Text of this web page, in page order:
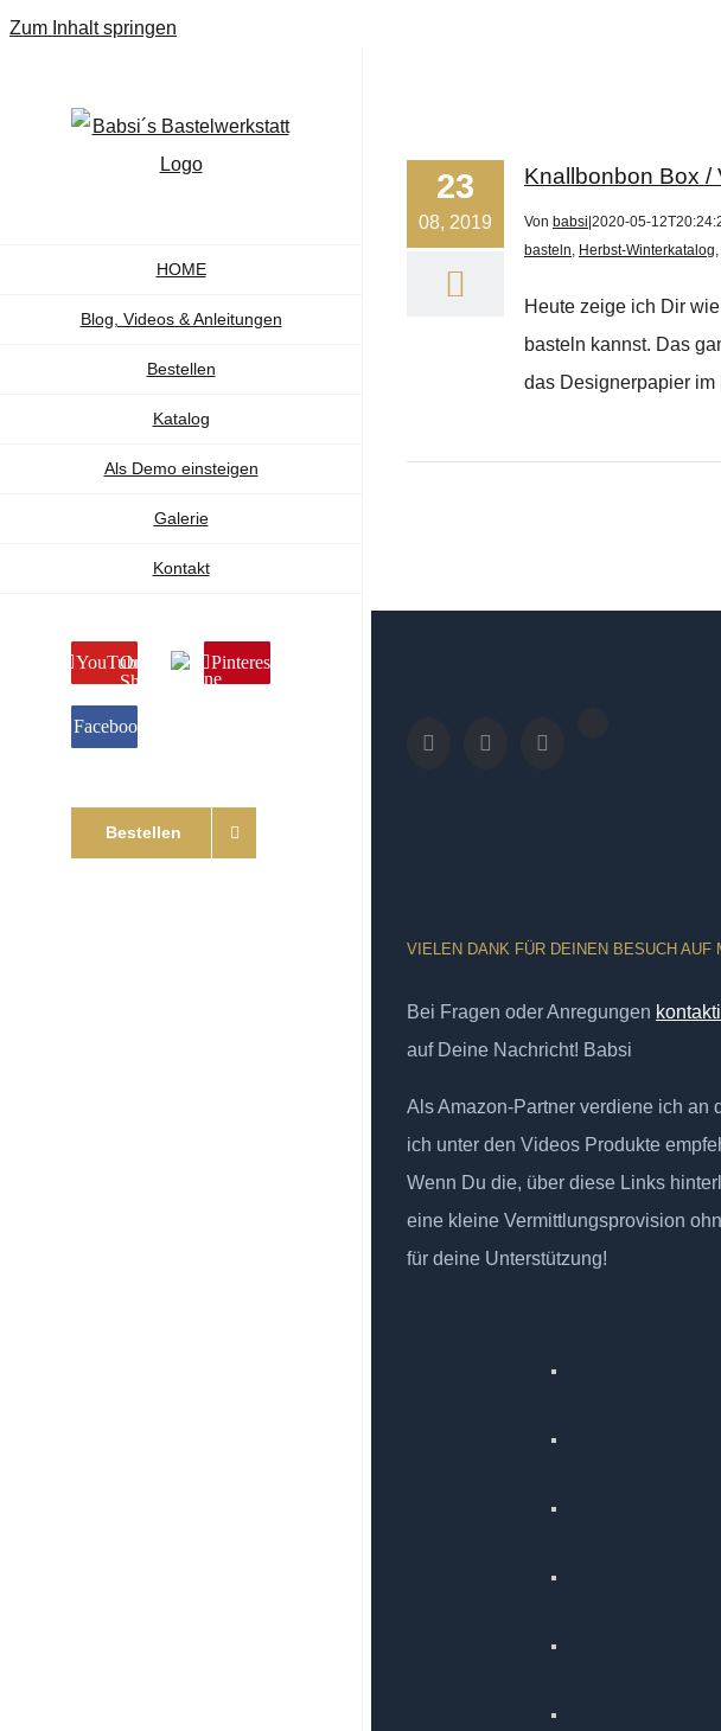
Zum Inhalt springen
HOME
Blog, Videos & Anleitungen
Bestellen
Katalog
Als Demo einsteigen
Galerie
Kontakt
YouTubeOnline
Shop
Pinterest
Facebook
Bestellen
23
08, 2019
Knallbonbon Box /
Von babsi 2020-05-
basteln, Herbst-Winterkatalog,
Heute zeige ich Dir
basteln kannst. Das
das Designerpapier im
VIELEN DANK FÜR DEINEN BESUCH AUF
Bei Fragen oder Anregungen
auf Deine Nachricht! Babsi
Als Amazon-Partner verdiene ich an
ich unter den Videos Produkte
Wenn Du die, über diese Links
eine kleine Vermittlungsprovision
für deine Unterstützung!